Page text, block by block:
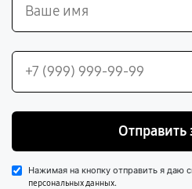
Отправить
Нажимая на кнопку отправить я даю
персональных данных.